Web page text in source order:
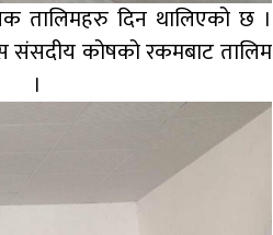
तालिमहरु दिन थालिएको छ ।
संसदीय कोषको रकमबाट तालिम
छ ।